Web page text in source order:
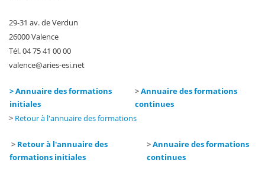
29-31 av. de Verdun
26000 Valence
Tél. 04 75 41 00 00
valence@aries-esi.net
> Annuaire des formations
initiales
>Annuaire des formations
continues
> Retour à l'annuaire des formations
> Retour à l'annuaire des
formations initiales
>Annuaire des formations
continues